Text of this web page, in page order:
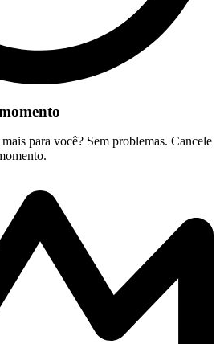
para você? Sem problemas. Cancele